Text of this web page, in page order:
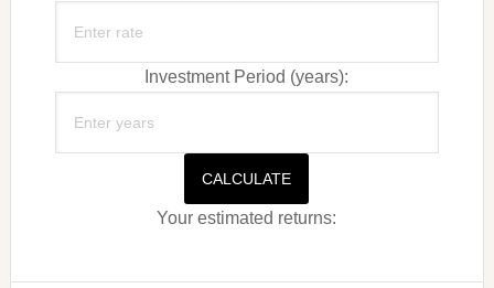
Investment Period (years):
CALCULATE
Your estimated returns: